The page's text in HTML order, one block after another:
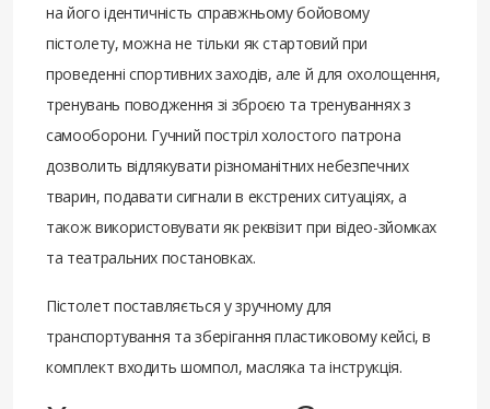
на його ідентичність справжньому бойовому
пістолету, можна не тільки як стартовий при
проведенні спортивних заходів, але й для охолощення,
тренувань поводження зі зброєю та тренуваннях з
самооборони. Гучний постріл холостого патрона
дозволить відлякувати різноманітних небезпечних
тварин, подавати сигнали в екстрених ситуаціях, а
також використовувати як реквізит при відео-зйомках
та театральних постановках.
Пістолет поставляється у зручному для
транспортування та зберігання пластиковому кейсі, в
комплект входить шомпол, масляка та інструкція.